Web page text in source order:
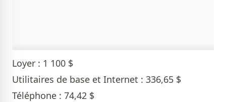
Loyer : 1 100 $
Utilitaires de base et Internet : 336,65 $
Téléphone : 74,42 $